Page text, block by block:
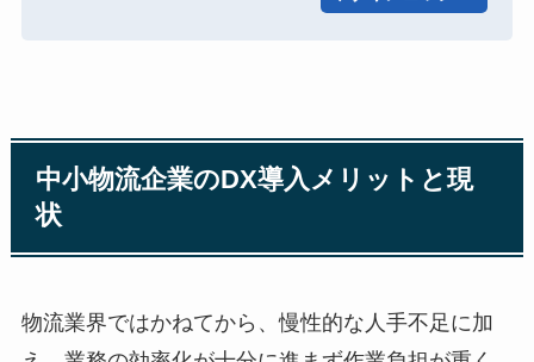
中小物流企業のDX導入メリットと現
状
物流業界ではかねてから、慢性的な人手不足に加